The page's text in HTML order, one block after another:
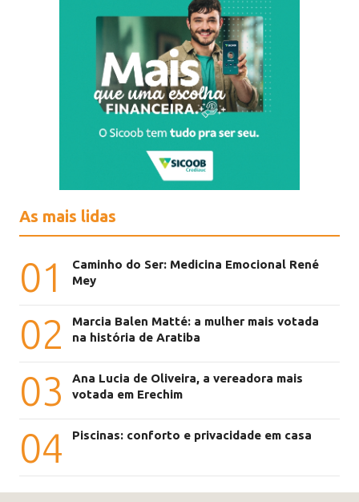
As mais lidas
01
Caminho do Ser: Medicina Emocional René
Mey
02
Marcia Balen Matté: a mulher mais votada
na história de Aratiba
03
Ana Lucia de Oliveira, a vereadora mais
votada em Erechim
04 Piscinas: conforto e privacidade em casa